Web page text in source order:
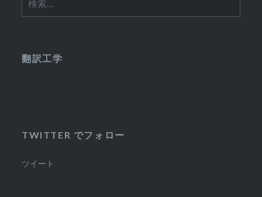
索:
翻訳工学
TWITTER でフォロー
ツイート